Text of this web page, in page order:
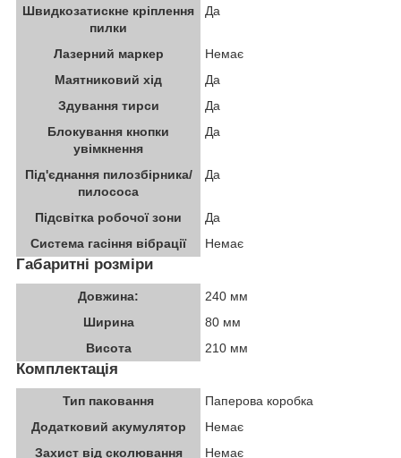
Швидкозатискне кріплення
пилки
Да
Лазерний маркер
Немає
Маятниковий хід
Да
Здування тирси
Да
Блокування кнопки
увімкнення
Да
Під'єднання пилозбірника/
пилососа
Да
Підсвітка робочої зони
Да
Система гасіння вібрації
Немає
Габаритні розміри
Довжина:
240 мм
Ширина
80 мм
Висота
210 мм
Комплектація
Тип паковання
Паперова коробка
Додатковий акумулятор
Немає
Захист від сколювання
Немає